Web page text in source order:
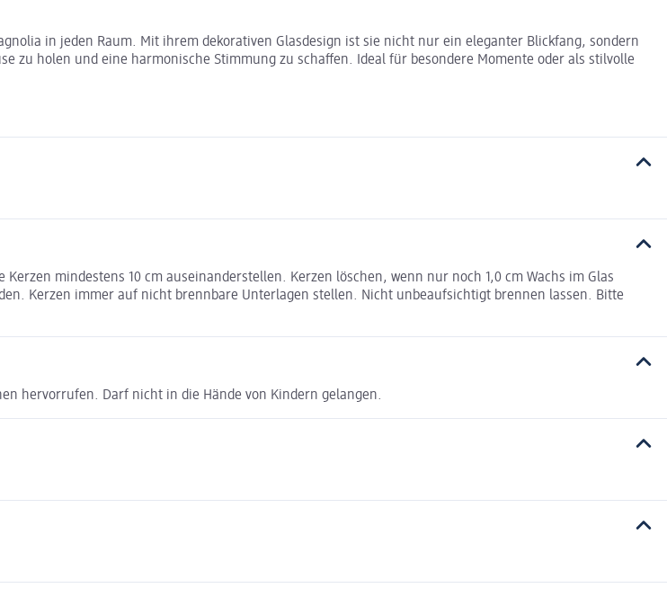
in jeden Raum. Mit ihrem dekorativen Glasdesign ist sie nicht nur ein eleganter Blickfang, sondern
zu holen und eine harmonische Stimmung zu schaffen. Ideal für besondere Momente oder als stilvolle
mindestens 10 cm auseinanderstellen. Kerzen löschen, wenn nur noch 1,0 cm Wachs im Glas
Kerzen immer auf nicht brennbare Unterlagen stellen. Nicht unbeaufsichtigt brennen lassen. Bitte
hervorrufen. Darf nicht in die Hände von Kindern gelangen.